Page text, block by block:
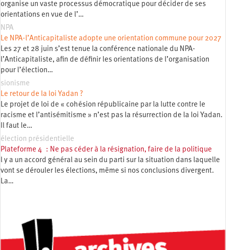
organise un vaste processus démocratique pour décider de ses
orientations en vue de l’…
NPA
Le NPA-l’Anticapitaliste adopte une orientation commune pour 2027
Les 27 et 28 juin s’est tenue la conférence nationale du NPA-
l’Anticapitaliste, afin de définir les orientations de l’organisation
pour l’élection…
sionisme
Le retour de la loi Yadan ?
Le projet de loi de « cohésion républicaine par la lutte contre le
racisme et l’antisémitisme » n’est pas la résurrection de la loi Yadan.
Il faut le…
élection présidentielle
Plateforme 4 : Ne pas céder à la résignation, faire de la politique
l y a un accord général au sein du parti sur la situation dans laquelle
vont se dérouler les élections, même si nos conclusions divergent.
La…